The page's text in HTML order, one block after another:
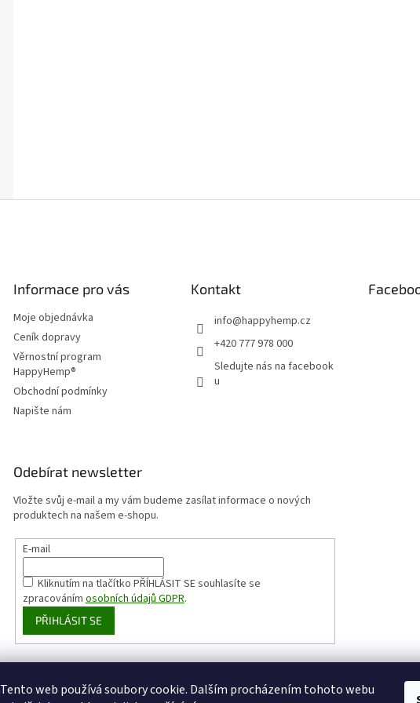
Tento web používá soubory cookie. Dalším procházením tohoto webu
Informace pro vás
Moje objednávka
Ceník dopravy
Věrnostní program
HappyHemp®
Obchodní podmínky
Napište nám
Kontakt
info@happyhemp.cz
+420 777 978 000
Sledujte nás na facebook
u
Odebírat newsletter
Vložte svůj e-mail a my vám budeme zasílat informace o nových
produktech na našem e-shopu.
E-mail
Kliknutím na tlačítko PŘÍHLÁSIT SEsouhlasíte se
zpracovánímosobních údajů GDPR.
PŘIHLÁSIT SE
HappyCoffee Shoptet.cz Sportovní výživa zizaly.com